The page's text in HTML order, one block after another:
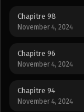
Chapitre 98
November 4, 2024
Chapitre 96
November 4, 2024
Chapitre 94
November 4, 2024